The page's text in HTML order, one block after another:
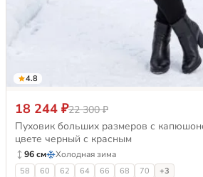
4.8
18 244 ₽22 300 ₽
Пуховик больших размеров с
цвете черный с красным
96 см Холодная зима
58 60 62 64 66 68 70 +3